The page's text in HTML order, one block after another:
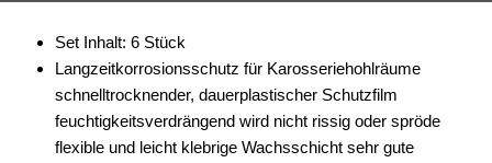
Set Inhalt: 6 Stück
Langzeitkorrosionsschutz für Karosseriehohlräume
schnelltrocknender, dauerplastischer Schutzfilm
feuchtigkeitsverdrängend wird nicht rissig oder spröde
flexible und leicht klebrige Wachsschicht sehr gute